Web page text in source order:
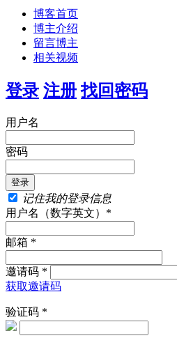
博客首页
博主介绍
留言博主
相关视频
登录 注册 找回密码
用户名
密码
记住我的登录信息
用户名（数字英文）*
邮箱 *
邀请码 *
获取邀请码
验证码 *